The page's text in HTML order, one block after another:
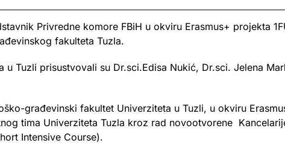
Privredne komore FBiH u okviru Erasmus+ projekta
fakulteta Tuzla.
u Tuzli prisustvovali su Dr.sci.Edisa Nukić, Dr.sci. Jelena
građevinski fakultet Univerziteta u Tuzli, u okviru
tima Univerziteta Tuzla kroz rad novootvorene
Intensive Course).